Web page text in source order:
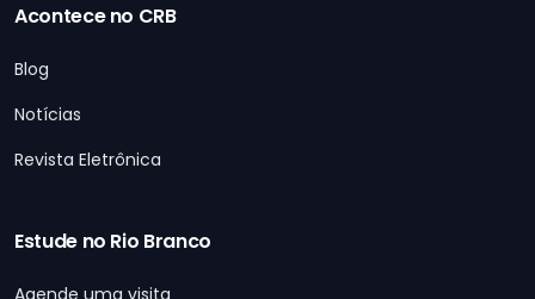
Acontece no CRB
Blog
Notícias
Revista Eletrônica
Estude no Rio Branco
Agende uma visita